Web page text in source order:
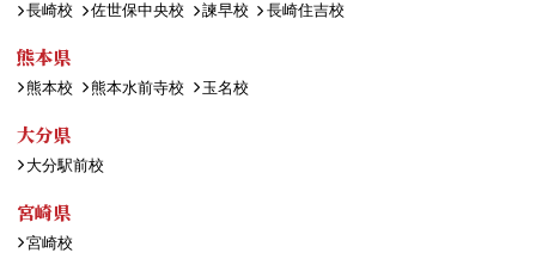
長崎校 佐世保中央校 諫早校 長崎住吉校
熊本県
熊本校 熊本水前寺校 玉名校
大分県
大分駅前校
宮崎県
宮崎校